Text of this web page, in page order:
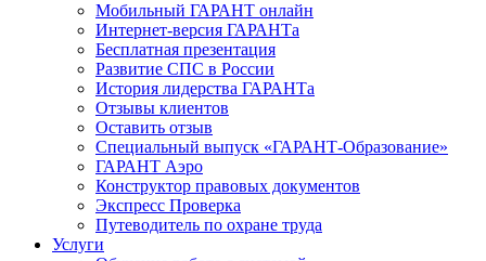
Мобильный ГАРАНТ онлайн
Интернет-версия ГАРАНТа
Бесплатная презентация
Развитие СПС в России
История лидерства ГАРАНТа
Отзывы клиентов
Оставить отзыв
Специальный выпуск «ГАРАНТ-Образование»
ГАРАНТ Аэро
Конструктор правовых документов
Экспресс Проверка
Путеводитель по охране труда
Услуги